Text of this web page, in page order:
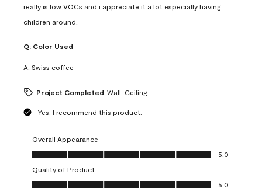
really is low VOCs and i appreciate it a lot especially having
children around.
Q: Color Used
A: Swiss coffee
Project Completed Wall, Ceiling
Yes, I recommend this product.
Overall Appearance
Overall Appearance, 5.0 out of 5
5.0
Quality of Product
Quality of Product, 5.0 out of 5
5.0